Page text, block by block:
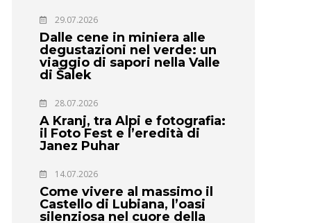
29.07.2026
Dalle cene in miniera alle
degustazioni nel verde: un
viaggio di sapori nella Valle
di Šalek
28.07.2026
A Kranj, tra Alpi e fotografia:
il Foto Fest e l’eredità di
Janez Puhar
14.07.2026
Come vivere al massimo il
Castello di Lubiana, l’oasi
silenziosa nel cuore della